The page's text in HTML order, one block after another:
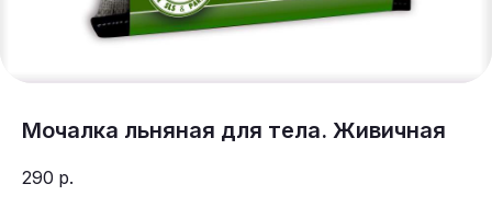
Мочалка льняная для тела. Живичная
290 р.